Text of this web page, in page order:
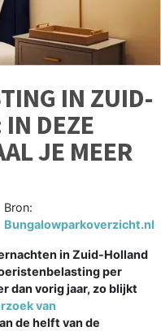
IN ZUID-
DEZE
JE MEER
Bron:
Bungalowparkoverzicht.nl
in Zuid-Holland
per
dan vorig jaar, zo blijkt
van
de helft van de